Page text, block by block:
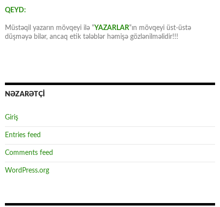
QEYD:
Müstəqil yazarın mövqeyi ilə “YAZARLAR“ın mövqeyi üst-üstə
düşməyə bilər, ancaq etik tələblər həmişə gözlənilməlidir!!!
NƏZARƏTÇİ
Giriş
Entries feed
Comments feed
WordPress.org